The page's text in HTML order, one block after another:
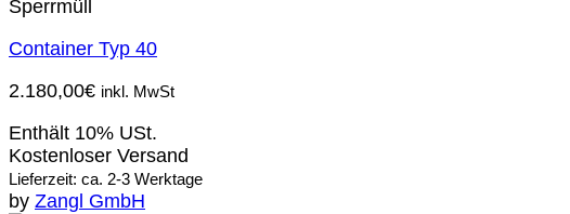
Sperrmüll
Container Typ 40
2.180,00€ inkl. MwSt
Enthält 10% USt.
Kostenloser Versand
Lieferzeit: ca. 2-3 Werktage
by Zangl GmbH